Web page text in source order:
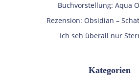
Buchvorstellung: Aqua
Rezension: Obsidian –
Ich seh überall nur
Kategorien